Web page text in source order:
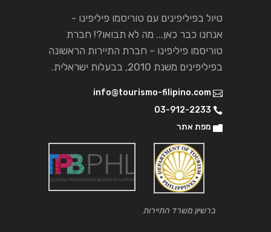
טיול בפיליפינים עם טוריסמו פיליפינו -
אנחנו כבר כאן... מה לא תבואו?! חברת
טוריסמו פיליפינו – חברת התיירות הראשונה
בפיליפינים משנת 2010, בבעלות ישראלית.
info@tourismo-filipino.com
03-912-2233
מפת אתר
ברשיון משרד התיירות